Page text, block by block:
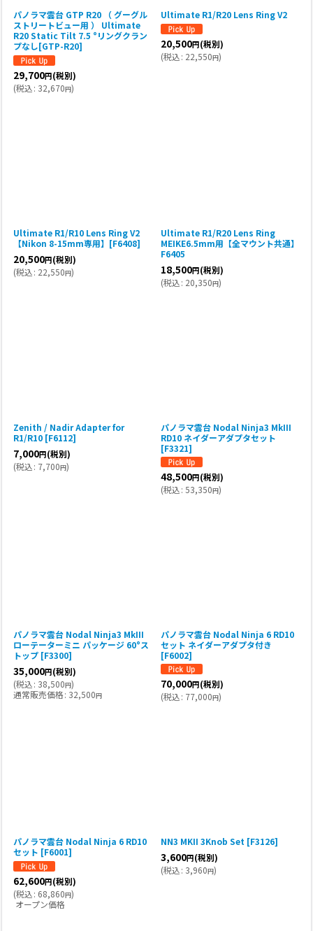
パノラマ雲台 GTP R20 （ グーグル
ストリートビュー用 ） Ultimate
R20 Static Tilt 7.5 °リングクラン
プなし[GTP-R20]
29,700円(税別)
(税込: 32,670円)
Ultimate R1/R20 Lens Ring V2
20,500円(税別)
(税込: 22,550円)
Ultimate R1/R10 Lens Ring V2
【Nikon 8-15mm専用】[F6408]
20,500円(税別)
(税込: 22,550円)
Ultimate R1/R20 Lens Ring
MEIKE6.5mm用【全マウント共通】
F6405
18,500円(税別)
(税込: 20,350円)
Zenith / Nadir Adapter for
R1/R10 [F6112]
7,000円(税別)
(税込: 7,700円)
パノラマ雲台 Nodal Ninja3 MkIII
RD10 ネイダーアダプタセット
[F3321]
48,500円(税別)
(税込: 53,350円)
パノラマ雲台 Nodal Ninja3 MkIII
ローテーターミニ パッケージ 60°ス
トップ [F3300]
35,000円(税別)
(税込: 38,500円)
通常販売価格: 32,500円
パノラマ雲台 Nodal Ninja 6 RD10
セット ネイダーアダプタ付き
[F6002]
70,000円(税別)
(税込: 77,000円)
パノラマ雲台 Nodal Ninja 6 RD10
セット [F6001]
62,600円(税別)
(税込: 68,860円)
オープン価格
NN3 MKII 3Knob Set [F3126]
3,600円(税別)
(税込: 3,960円)